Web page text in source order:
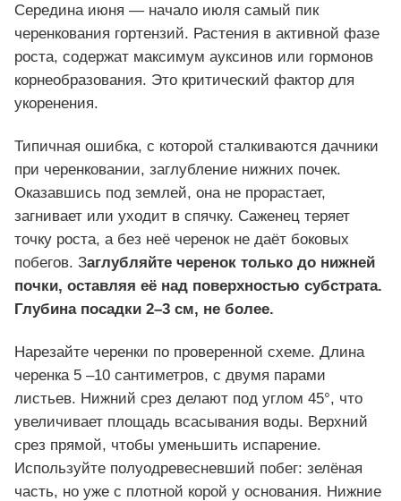
Середина июня — начало июля самый пик
черенкования гортензий. Растения в активной фазе
роста, содержат максимум ауксинов или гормонов
корнеобразования. Это критический фактор для
укоренения.
Типичная ошибка, с которой сталкиваются дачники
при черенковании, заглубление нижних почек.
Оказавшись под землей, она не прорастает,
загнивает или уходит в спячку. Саженец теряет
точку роста, а без неё черенок не даёт боковых
побегов. Заглубляйте черенок только до нижней
почки, оставляя её над поверхностью субстрата.
Глубина посадки 2–3 см, не более.
Нарезайте черенки по проверенной схеме. Длина
черенка 5 –10 сантиметров, с двумя парами
листьев. Нижний срез делают под углом 45°, что
увеличивает площадь всасывания воды. Верхний
срез прямой, чтобы уменьшить испарение.
Используйте полуодревесневший побег: зелёная
часть, но уже с плотной корой у основания. Нижние